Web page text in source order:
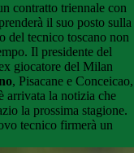
contratto triennale con
il suo posto sulla
del tecnico toscano non
Il presidente del
giocatore del Milan
, Pisacane e Conceicao,
arrivata la notizia che
la prossima stagione.
tecnico firmerà un